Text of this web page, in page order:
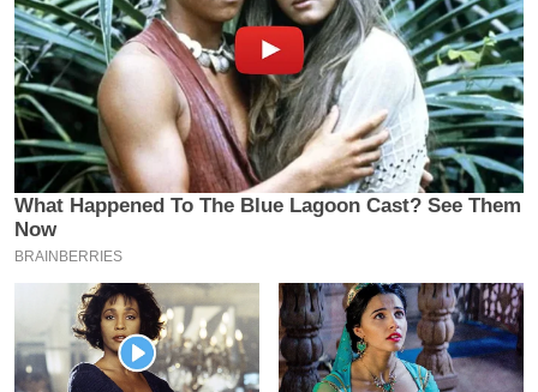
ल
क्रि
के
ट
I
P
L
2
6
क्रा